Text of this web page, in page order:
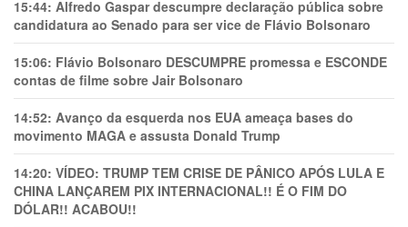
15:44: Alfredo Gaspar descumpre declaração pública sobre
candidatura ao Senado para ser vice de Flávio Bolsonaro
15:06: Flávio Bolsonaro DESCUMPRE promessa e ESCONDE
contas de filme sobre Jair Bolsonaro
14:52: Avanço da esquerda nos EUA ameaça bases do
movimento MAGA e assusta Donald Trump
14:20: VÍDEO: TRUMP TEM CRlSE DE PÂNlCO APÓS LULA E
CHINA LANÇAREM PIX INTERNACIONAL!! É O FIM DO
DÓLAR!! ACABOU!!